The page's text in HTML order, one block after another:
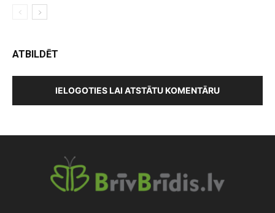
ATBILDĒT
IELOGOTIES LAI ATSTĀTU KOMENTĀRU